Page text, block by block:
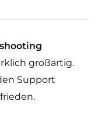
großartig.
Support